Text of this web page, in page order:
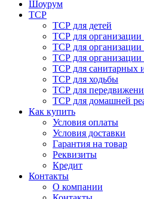
Шоурум
ТСР
ТСР для детей
ТСР для организации
ТСР для организации
ТСР для организации
ТСР для санитарных
ТСР для ходьбы
ТСР для
ТСР для домашней
Как купить
Условия оплаты
Условия доставки
Гарантия на товар
Реквизиты
Кредит
Контакты
О компании